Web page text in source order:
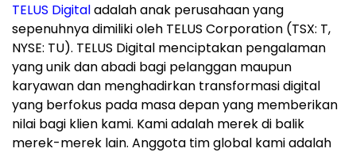
TELUS Digitaladalah anak perusahaan yang
sepenuhnya dimiliki oleh TELUS Corporation (TSX: T,
NYSE: TU). TELUS Digital menciptakan pengalaman
yang unik dan abadi bagi pelanggan maupun
karyawan dan menghadirkan transformasi digital
yang berfokus pada masa depan yang memberikan
nilai bagi klien kami. Kami adalah merek di balik
merek-merek lain. Anggota tim global kami adalah